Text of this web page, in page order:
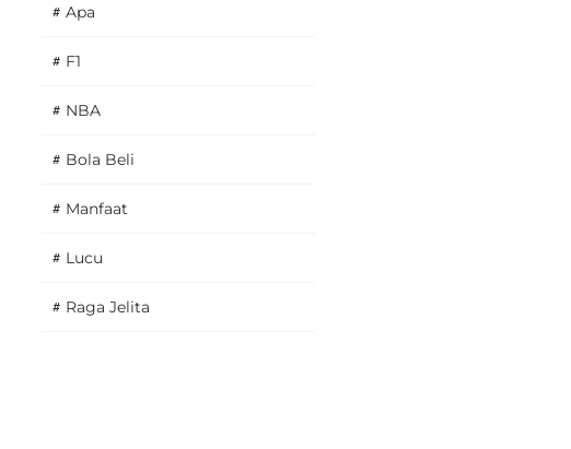
# Apa
# F1
# NBA
# Bola Beli
# Manfaat
# Lucu
# Raga Jelita